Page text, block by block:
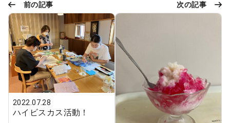
前の記事
2022.07.28
ハイビスカス活動！
次の記事